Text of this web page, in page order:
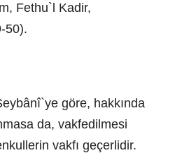
Fethu`l Kadir,
50).
göre, hakkında
da, vakfedilmesi
vakfı geçerlidir.